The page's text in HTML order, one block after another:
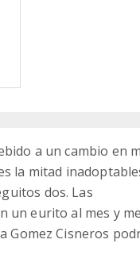
a un cambio en
la mitad
dos. Las
un eurito al mes y me
Gomez Cisneros